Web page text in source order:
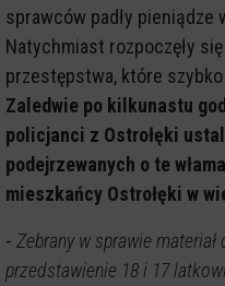
sprawców padły pieniądze
Natychmiast rozpoczęły
przestępstwa, które
Zaledwie po kilkunastu
policjanci z Ostrołęki
podejrzewanych o te
mieszkańcy Ostrołęki w
- Zebrany w sprawie
przedstawienie 18 i 17